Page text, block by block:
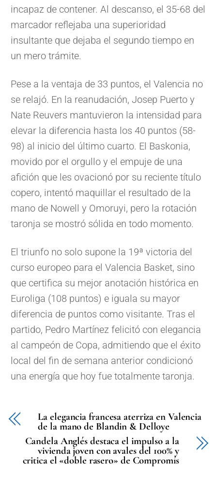
incapaz de contener. Al descanso, el 35-68 del
marcador reflejaba una superioridad
insultante que dejaba el segundo tiempo en
un mero trámite.
Pese a la ventaja de 33 puntos, el Valencia no
se relajó. En la reanudación, Josep Puerto y
Nate Reuvers mantuvieron la intensidad para
elevar la diferencia hasta los 40 puntos (58-
98) al inicio del último cuarto. El Baskonia,
movido por el orgullo y el empuje de una
afición que les ovacionó por su reciente título
copero, intentó maquillar el resultado de la
mano de Nowell y Omoruyi, pero la rotación
taronja se mostró sólida en todo momento.
El triunfo no solo supone la 19ª victoria del
curso europeo para el Valencia Basket, sino
que certifica su mejor anotación histórica en
Euroliga (108 puntos) e iguala su mayor
diferencia de puntos como visitante. Tras el
partido, Pedro Martínez felicitó con elegancia
al campeón de Copa, admitiendo que el éxito
local del fin de semana anterior condicionó
una energía que hoy fue totalmente taronja.
La elegancia francesa aterriza en Valencia
de la mano de Blandin & Delloye
Candela Anglés destaca el impulso a la
vivienda joven con avales del 100% y
critica el «doble rasero» de Compromís